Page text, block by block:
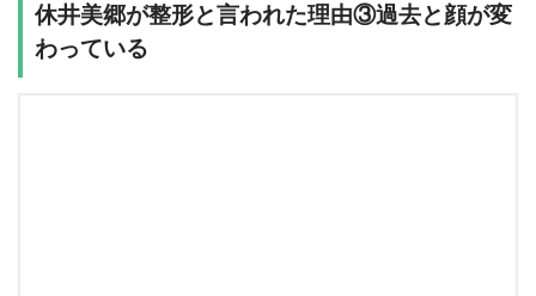
休井美郷が整形と言われた理由③過去と顔が変
わっている